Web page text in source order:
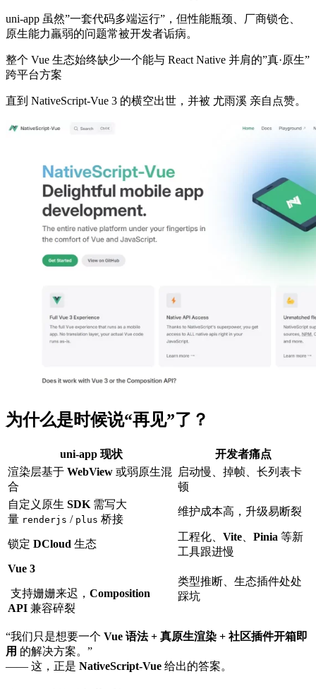
uni-app 虽然”一套代码多端运行”，但性能瓶颈、厂商锁仓、
原生能力羸弱的问题常被开发者诟病。
整个 Vue 生态始终缺少一个能与 React Native 并肩的”真·原生”
跨平台方案
直到 NativeScript-Vue 3 的横空出世，并被 尤雨溪 亲自点赞。
为什么是时候说“再见”了？
uni-app 现状
开发者痛点
渲染层基于 WebView 或弱原生混
合
启动慢、掉帧、长列表卡
顿
自定义原生 SDK 需写大
量 renderjs / plus 桥接
维护成本高，升级易断裂
锁定 DCloud 生态
工程化、 Vite Pinia 等新
工具跟进慢
Vue 3
支持姗姗来迟， Composition
API 兼容碎裂
类型推断、生态插件处处
踩坑
“我们只是想要一个 Vue 语法 + 真原生渲染 + 社区插件开箱即
用 的解决方案。”
—— 这，正是 NativeScript-Vue 给出的答案。